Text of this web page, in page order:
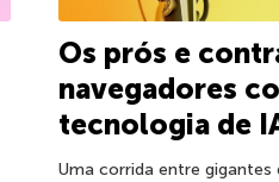
Os prós e
navegadores
tecnologia de
Uma corrida entre